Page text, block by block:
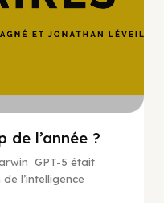
de l’année ?
GPT-5 était
l’intelligence